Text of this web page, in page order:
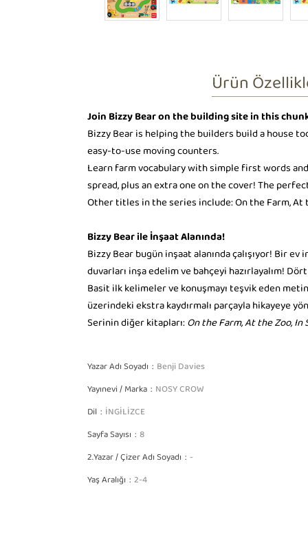
Ürün
Join Bizzy Bear on the building site in this
Bizzy Bear is helping the builders build a house
easy-to-use moving counters.
Learn farm vocabulary with simple first words
spread, plus an extra one on the cover! The
Other titles in the series include: On the Farm, At
Bizzy Bear ile İnşaat Alanında!
Bizzy Bear bugün inşaat alanında çalışıyor! Bir
duvarları inşa edelim ve bahçeyi hazırlayalım!
Basit ilk kelimeler ve konuşmayı teşvik eden
üzerindeki ekstra kaydırmalı parçayla hikayeye
Serinin diğer kitapları:On the Farm, At the Zoo, In
Yazar Adı Soyadı Benji Davies
Yayınevi / Marka NOSY CROW
Dil İNGİLİZCE
Sayfa Sayısı 8
2.Yazar / Çizer Adı Soyadı -
Yaş Aralığı 2-4